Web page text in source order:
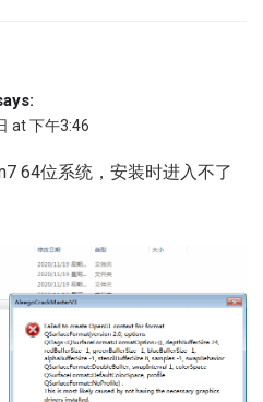
at 下午3:46
64位系统，安装时进入不了